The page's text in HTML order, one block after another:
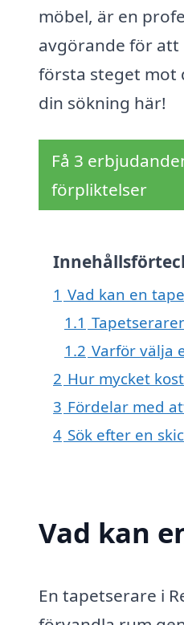
möbel, är en
avgörande för att
första steget mot
din sökning här!
Få 3
förpliktelser
1 Vad kan en
1.1
1.2 Varför välja
2 Hur mycket
3 Fördelar med
4 Sök efter en
Vad kan
En tapetserare i